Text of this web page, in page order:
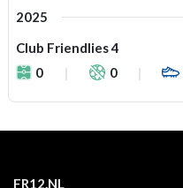
2025
Club Friendlies 4
0
0
FR12.NL